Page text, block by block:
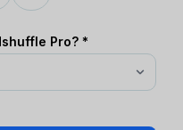
Pro? *